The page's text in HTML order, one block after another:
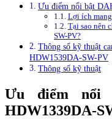
Ưu điểm nổi bật
Lợi ích
Tại sao nên
SW-PV?
Thông số kỹ thuật
HDW1539DA-SW-PV
Thông số kỹ thuật
Ưu điểm nổi
HDW1339DA-